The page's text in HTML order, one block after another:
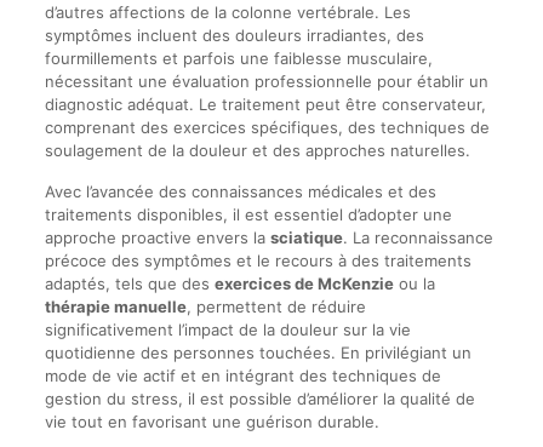
d’autres affections de la colonne vertébrale. Les
symptômes incluent des douleurs irradiantes, des
fourmillements et parfois une faiblesse musculaire,
nécessitant une évaluation professionnelle pour établir un
diagnostic adéquat. Le traitement peut être conservateur,
comprenant des exercices spécifiques, des techniques de
soulagement de la douleur et des approches naturelles.
Avec l’avancée des connaissances médicales et des
traitements disponibles, il est essentiel d’adopter une
approche proactive envers la sciatique. La reconnaissance
précoce des symptômes et le recours à des traitements
adaptés, tels que des exercices de McKenzieou la
thérapie manuelle, permettent de réduire
significativement l’impact de la douleur sur la vie
quotidienne des personnes touchées. En privilégiant un
mode de vie actif et en intégrant des techniques de
gestion du stress, il est possible d’améliorer la qualité de
vie tout en favorisant une guérison durable.